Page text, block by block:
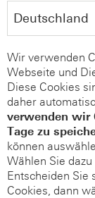
Wir verwenden
Webseite und
Diese Cookies
daher
verwenden wir
Tage zu
können
Wählen Sie
Entscheiden Sie
Cookies, dann